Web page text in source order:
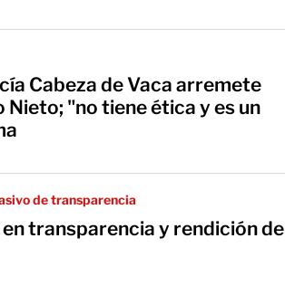
Cabeza de Vaca arremete
"no tiene ética y es un
de transparencia
transparencia y rendición de